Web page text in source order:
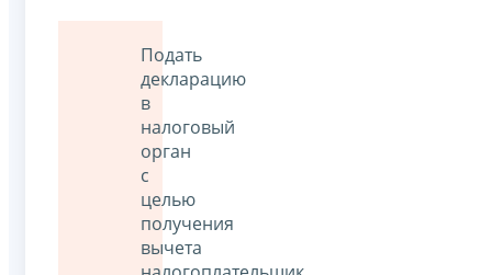
Подать
декларацию
в
налоговый
орган
с
целью
получения
вычета